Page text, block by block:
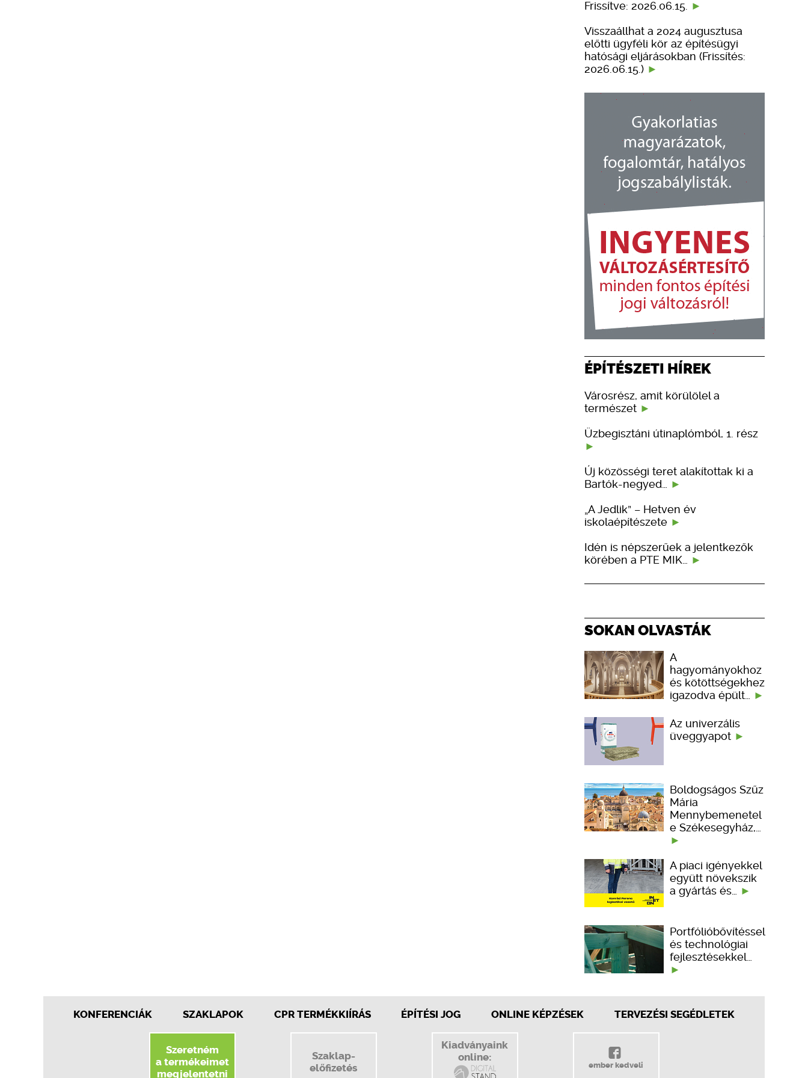
Frissítve: 2026.06.15.
Visszaállhat a 2024 augusztusa
előtti ügyféli kör az építésügyi
hatósági eljárásokban (Frissítés:
2026.06.15.)
ÉPÍTÉSZETI HÍREK
Városrész, amit körülölel a
természet
Üzbegisztáni útinaplómból, 1. rész
Új közösségi teret alakítottak ki a
Bartók-negyed…
„A Jedlik” – Hetven év
iskolaépítészete
Idén is népszerűek a jelentkezők
körében a PTE MIK…
SOKAN OLVASTÁK
A
hagyományokhoz
és kötöttségekhez
igazodva épült…
Az univerzális
üveggyapot
Boldogságos Szűz
Mária
Mennybemenetel
e Székesegyház,…
A piaci igényekkel
együtt növekszik
a gyártás és…
Portfólióbővítéssel
és technológiai
fejlesztésekkel…
KONFERENCIÁK SZAKLAPOK CPR TERMÉKKIÍRÁS ÉPÍTÉSI JOG ONLINE KÉPZÉSEK TERVEZÉSI SEGÉDLETEK
Szeretném
a termékeimet
megjelentetni
Szaklap-
előfizetés
Kiadványaink
online:
ember kedveli